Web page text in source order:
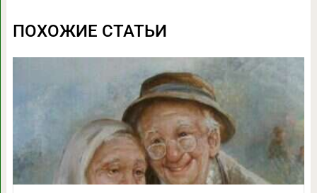
ПОХОЖИЕ СТАТЬИ